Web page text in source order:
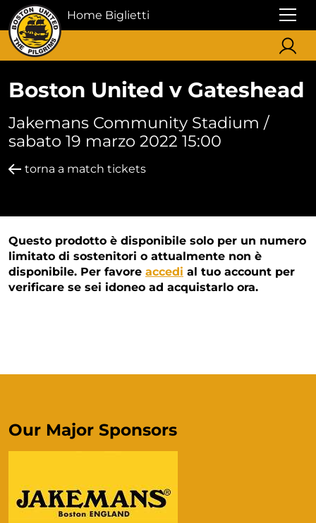
Home Biglietti
Boston United v Gateshead
Jakemans Community Stadium /
sabato 19 marzo 2022 15:00
torna a match tickets
Questo prodotto è disponibile solo per un numero
limitato di sostenitori o attualmente non è
disponibile. Per favore accedi al tuo account per
verificare se sei idoneo ad acquistarlo ora.
Our Major Sponsors